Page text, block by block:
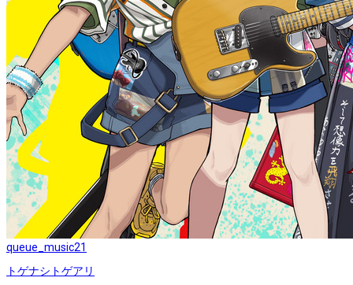
queue_music21
トゲナシトゲアリ